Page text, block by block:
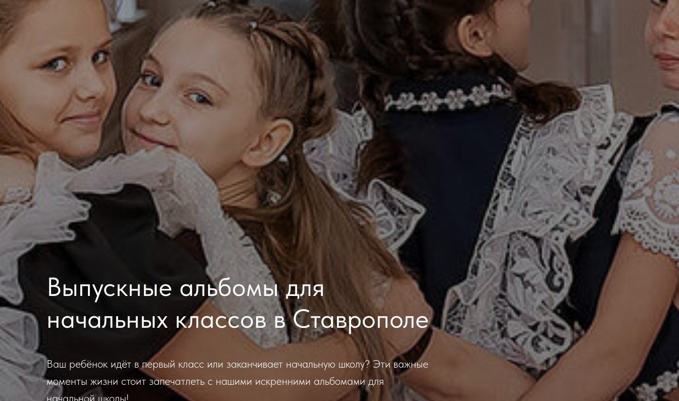
Выпускные альбомы для
начальных классов в Ставрополе
Ваш ребёнок идёт в первый класс или заканчивает начальную школу? Эти важные
моменты жизни стоит запечатлеть с нашими искренними альбомами для
начальной школы!